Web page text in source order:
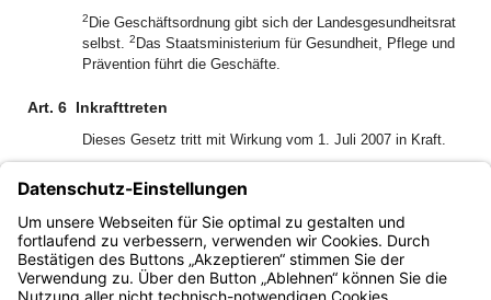
2 Die Geschäftsordnung gibt sich der Landesgesundheitsrat
selbst. 2 Das Staatsministerium für Gesundheit, Pflege und
Prävention führt die Geschäfte.
Art. 6 Inkrafttreten
Dieses Gesetz tritt mit Wirkung vom 1. Juli 2007 in Kraft.
München, den 24. Juli 2007
Der Bayerische Ministerpräsident
Dr. Edmund Stoiber